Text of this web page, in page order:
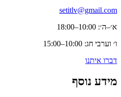
setitlv@gmail.com
א׳–ה׳: 10:00–18:00
ו׳ וערבי חג: 10:00–15:00
דברו איתנו
מידע נוסף